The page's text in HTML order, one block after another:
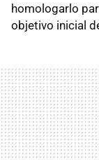
homologarlo
objetivo inicial